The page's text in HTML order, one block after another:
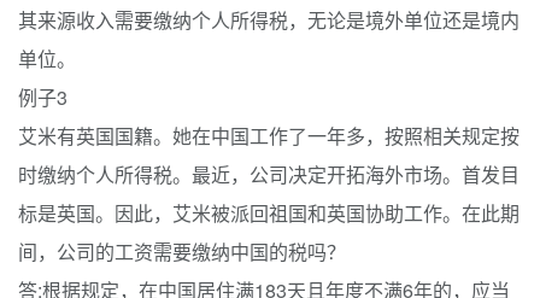
其来源收入需要缴纳个人所得税，无论是境外单位还是境内
单位。
例子3
艾米有英国国籍。她在中国工作了一年多，按照相关规定按
时缴纳个人所得税。最近，公司决定开拓海外市场。首发目
标是英国。因此，艾米被派回祖国和英国协助工作。在此期
间，公司的工资需要缴纳中国的税吗？
答:根据规定，在中国居住满183天且年度不满6年的，应当